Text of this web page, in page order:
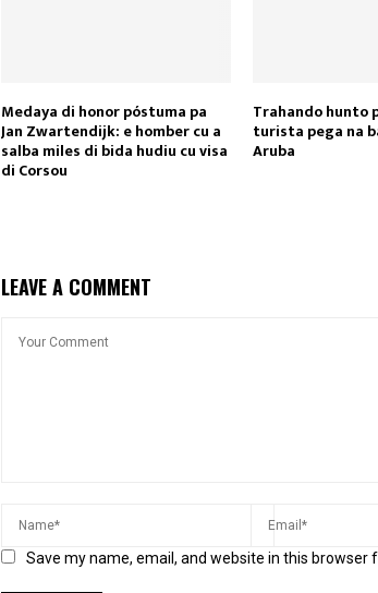
Medaya di honor póstuma pa
Jan Zwartendijk: e homber cu a
salba miles di bida hudiu cu visa
di Corsou
Trahando hunto
turista pega na
Aruba
LEAVE A COMMENT
Save my name, email, and website in this browser